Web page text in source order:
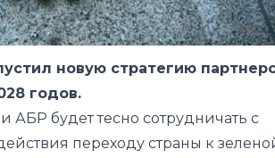
новую стратегию
годов.
АБР будет тесно сотрудничать с
переходу страны к